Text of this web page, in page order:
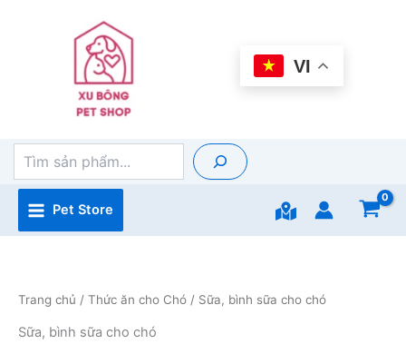
VI
kiếm
Pet Store
Trang chủ / Thức ăn cho Chó / Sữa, bình sữa cho chó
Sữa, bình sữa cho chó